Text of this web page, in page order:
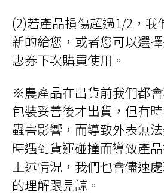
(2)若產品損傷超過1/2，我
新的給您，或者您可以選
惠券下次購買使用。
※農產品在出貨前我們都
包裝妥善後才出貨，但有
蟲害影響，而導致外表無
時遇到貨運碰撞而導致產
上述情況，我們也會儘速
的理解跟見諒。